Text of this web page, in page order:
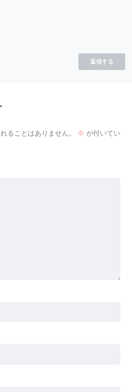
返信する
ることはありません。 ※ が付いてい